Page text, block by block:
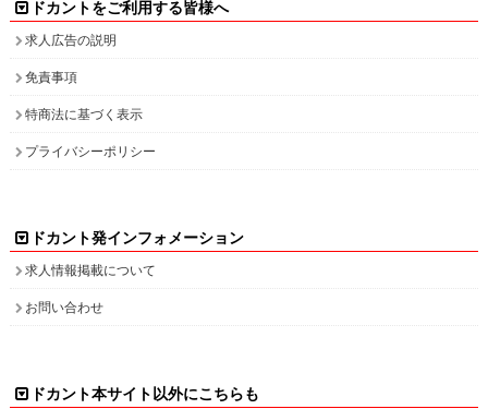
ドカントをご利用する皆様へ
求人広告の説明
免責事項
特商法に基づく表示
プライバシーポリシー
ドカント発インフォメーション
求人情報掲載について
お問い合わせ
ドカント本サイト以外にこちらも